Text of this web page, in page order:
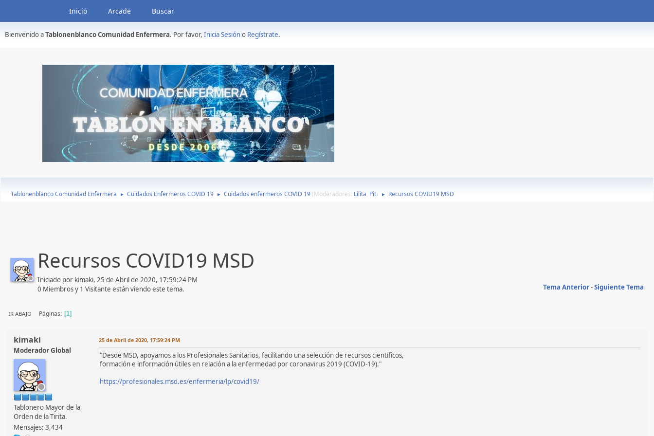
Inicio Arcade Buscar
Bienvenido aTablonenblanco Comunidad Enfermera. Por favor, Inicia Sesióno Regístrate.
Tablonenblanco Comunidad Enfermera ► Cuidados Enfermeros COVID 19 ► Cuidados enfermeros COVID 19 (Moderadores: Lilita, Pit) ► Recursos COVID19 MSD
Recursos COVID19 MSD
Iniciado por kimaki, 25 de Abril de 2020, 17:59:24 PM
Tema Anterior-Siguiente Tema
0 Miembros y 1 Visitante están viendo este tema.
IR ABAJO Páginas 1
kimaki
Moderador Global
Tablonero Mayor de la
Orden de la Tirita.
Mensajes: 3,434
25 de Abril de 2020, 17:59:24 PM
"Desde MSD, apoyamos a los Profesionales Sanitarios, facilitando una selección de recursos científicos,
formación e información útiles en relación a la enfermedad por coronavirus 2019 (COVID-19)."
https://profesionales.msd.es/enfermeria/lp/covid19/